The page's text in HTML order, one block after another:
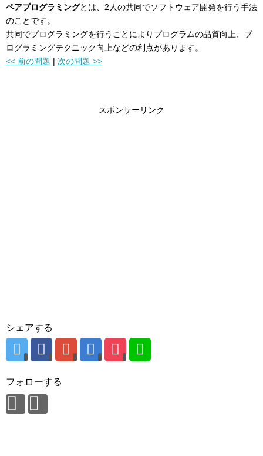
ペアプログラミングとは、2人の共同でソフトウェア開発を行う手法
のことです。
共同でプログラミングを行うことによりプログラムの品質向上、プ
ログラミングテクニック向上などの利点があります。
<< 前の問題 | 次の問題 >>
スポンサーリンク
シェアする
フォローする